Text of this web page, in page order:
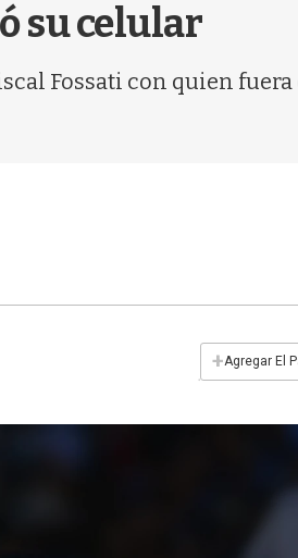
su celular
Fossati con quien
+Agregar El